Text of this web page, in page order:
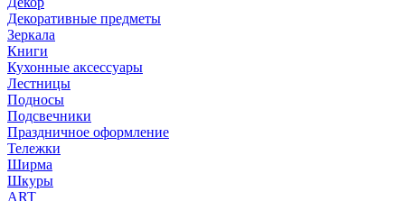
Декоративные предметы
Зеркала
Книги
Кухонные аксессуары
Лестницы
Подносы
Подсвечники
Праздничное оформление
Тележки
Ширма
Шкуры
ART